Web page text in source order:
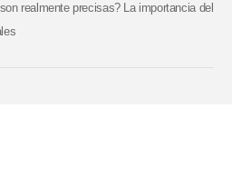
realmente precisas? La importancia del